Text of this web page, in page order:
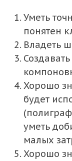
Уметь
понятен
Владеть
Хорошо
будет
уметь
малых
Хорошо